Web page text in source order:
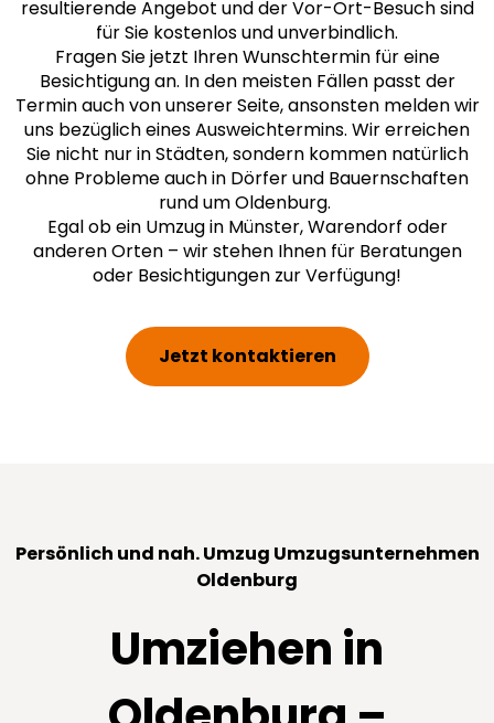
resultierende Angebot und der Vor-Ort-Besuch sind
für Sie kostenlos und unverbindlich.
Fragen Sie jetzt Ihren Wunschtermin für eine
Besichtigung an. In den meisten Fällen passt der
Termin auch von unserer Seite, ansonsten melden wir
uns bezüglich eines Ausweichtermins. Wir erreichen
Sie nicht nur in Städten, sondern kommen natürlich
ohne Probleme auch in Dörfer und Bauernschaften
rund um Oldenburg.
Egal ob ein Umzug in Münster, Warendorf oder
anderen Orten – wir stehen Ihnen für Beratungen
oder Besichtigungen zur Verfügung!
Jetzt kontaktieren
Persönlich und nah. Umzug Umzugsunternehmen
Oldenburg
Umziehen in